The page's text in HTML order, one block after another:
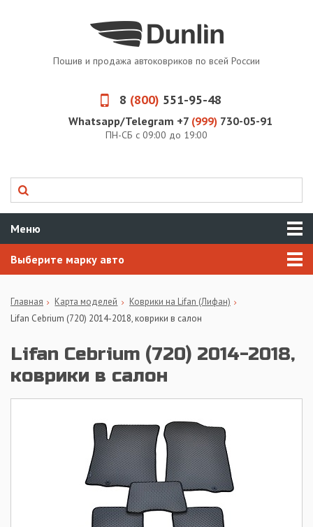
Пошив и продажа автоковриков по всей России
8 (800) 551-95-48
Whatsapp/Telegram +7 (999) 730-05-91
ПН-СБ с 09:00 до 19:00
Меню
Выберите марку авто
Главная Карта моделей
Коврики на Lifan (Лифан)
Lifan Cebrium (720) 2014-2018, коврики в салон
Lifan Cebrium (720) 2014-2018,
коврики в салон